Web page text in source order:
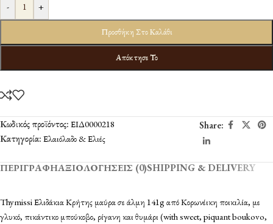
- +
Προσθήκη Στο Καλάθι
Απόκτησε Το
Κωδικός προϊόντος: ΕΙΔ0000218
Κατηγορία: Ελαιόλαδο & Ελιές
Share:
ΠΕΡΙΓΡΑΦΉΑΞΙΟΛΟΓΉΣΕΙΣ (0)SHIPPING & DELIVERY
Thymissi Ελιδάκια Κρήτης μαύρα σε άλμη 141g από Κορωνέικη ποικιλία, με
γλυκό, πικάντικο μπούκοβο, ρίγανη και θυμάρι (with sweet, piquant boukovo,